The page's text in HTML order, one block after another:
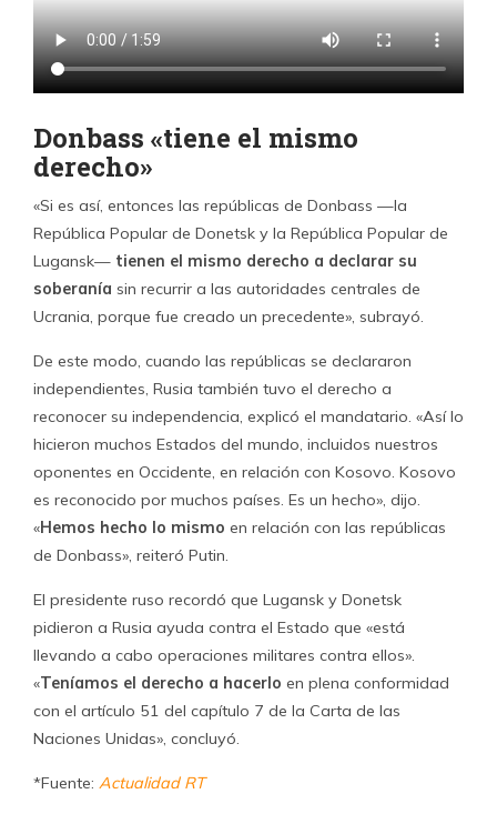
Donbass «tiene el mismo
derecho»
«Si es así, entonces las repúblicas de Donbass —la
República Popular de Donetsk y la República Popular de
Lugansk— tienen el mismo derecho a declarar su
soberanía sin recurrir a las autoridades centrales de
Ucrania, porque fue creado un precedente», subrayó.
De este modo, cuando las repúblicas se declararon
independientes, Rusia también tuvo el derecho a
reconocer su independencia, explicó el mandatario. «Así lo
hicieron muchos Estados del mundo, incluidos nuestros
oponentes en Occidente, en relación con Kosovo. Kosovo
es reconocido por muchos países. Es un hecho», dijo.
«Hemos hecho lo mismo en relación con las repúblicas
de Donbass», reiteró Putin.
El presidente ruso recordó que Lugansk y Donetsk
pidieron a Rusia ayuda contra el Estado que «está
llevando a cabo operaciones militares contra ellos».
«Teníamos el derecho a hacerlo en plena conformidad
con el artículo 51 del capítulo 7 de la Carta de las
Naciones Unidas», concluyó.
*Fuente: Actualidad RT